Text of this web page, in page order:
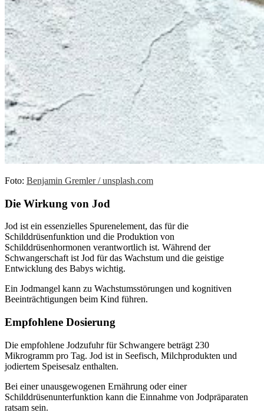
Foto: Benjamin Gremler / unsplash.com
Die Wirkung von Jod
Jod ist ein essenzielles Spurenelement, das für die
Schilddrüsenfunktion und die Produktion von
Schilddrüsenhormonen verantwortlich ist. Während der
Schwangerschaft ist Jod für das Wachstum und die geistige
Entwicklung des Babys wichtig.
Ein Jodmangel kann zu Wachstumsstörungen und kognitiven
Beeinträchtigungen beim Kind führen.
Empfohlene Dosierung
Die empfohlene Jodzufuhr für Schwangere beträgt 230
Mikrogramm pro Tag. Jod ist in Seefisch, Milchprodukten und
jodiertem Speisesalz enthalten.
Bei einer unausgewogenen Ernährung oder einer
Schilddrüsenunterfunktion kann die Einnahme von Jodpräparaten
ratsam sein.